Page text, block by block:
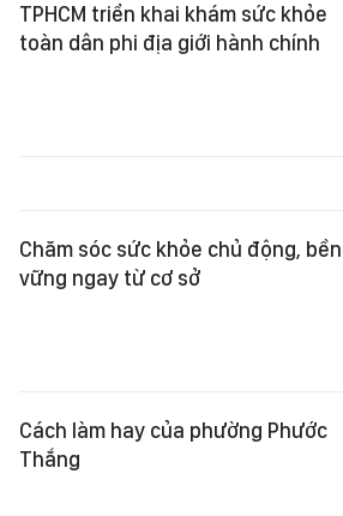
TPHCM triển khai khám sức khỏe
toàn dân phi địa giới hành chính
Chăm sóc sức khỏe chủ động, bền
vững ngay từ cơ sở
Cách làm hay của phường Phước
Thắng